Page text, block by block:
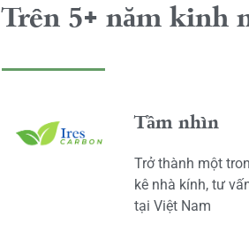
Trên 5+ năm kinh
Tầm nhìn
Trở thành một
kê nhà kính, tư
tại Việt Nam